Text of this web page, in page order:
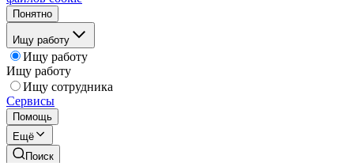
Понятно
Ищу работу
Ищу работу
Ищу работу
Ищу сотрудника
Сервисы
Помощь
Ещё
Поиск